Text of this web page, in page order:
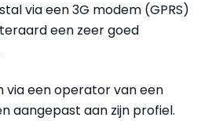
via een 3G modem (GPRS)
een zeer goed
via een operator van een
aangepast aan zijn profiel.